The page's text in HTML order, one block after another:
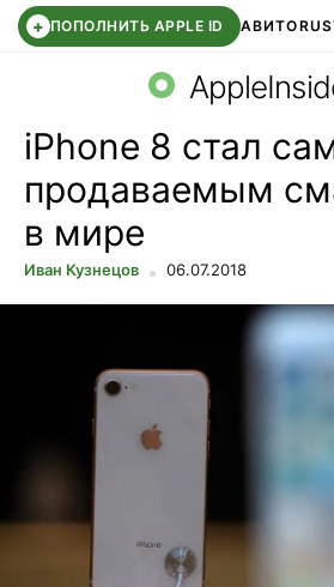
+ ПОПОЛНИТЬ APPLE ID АВИТО
СБЕР КИДС ЧАТ ROBLOXВТБ
iPhone 8 стал
продаваемым
в мире
Иван Кузнецов 06.07.2018